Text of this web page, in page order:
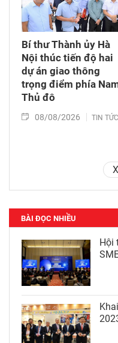
Bí thư Thành ủy Hà
Nội thúc tiến độ hai
dự án giao thông
trọng điểm phía
Thủ đô
08/08/2026 TIN TỨC
BÀI ĐỌC NHIỀU
Hội